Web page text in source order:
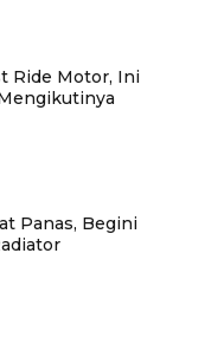
Ride Motor, Ini
Panas, Begini